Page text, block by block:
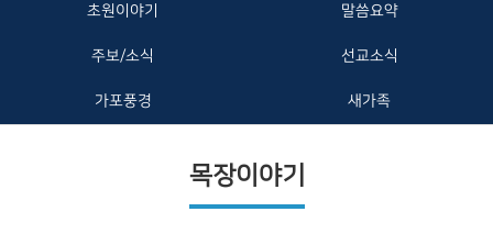
초원이야기 말씀요약
주보/소식 선교소식
가포풍경 새가족
목장이야기